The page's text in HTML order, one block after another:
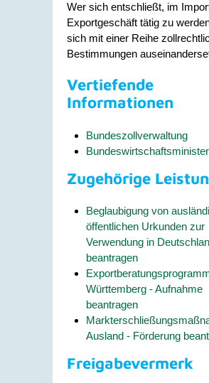
Wer sich entschließt, im
Exportgeschäft tätig zu
sich mit einer Reihe
Bestimmungen
Vertiefende
Informationen
Bundeszollverwaltung
Zugehörige
Beglaubigung von
öffentlichen Urkunden zur
Verwendung in
beantragen
Württemberg - Aufnahme
beantragen
Ausland - Förderung
Freigabevermerk